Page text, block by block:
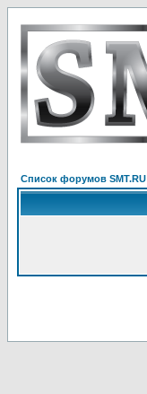
Список форумов SMT.RU